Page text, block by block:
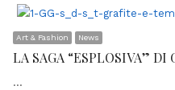
Art & Fashion News
LA SAGA “ESPLOSIVA”
…